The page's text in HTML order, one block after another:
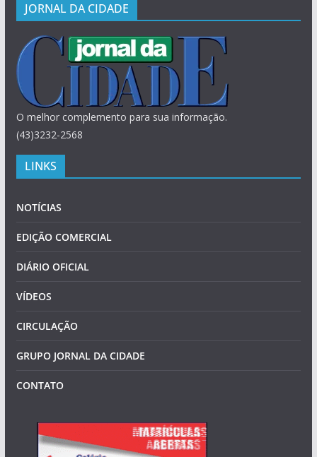
JORNAL DA CIDADE
O melhor complemento para sua informação.
(43)3232-2568
LINKS
NOTÍCIAS
EDIÇÃO COMERCIAL
DIÁRIO OFICIAL
VÍDEOS
CIRCULAÇÃO
GRUPO JORNAL DA CIDADE
CONTATO